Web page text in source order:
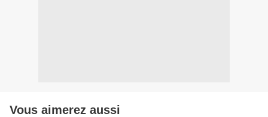
Vous aimerez aussi